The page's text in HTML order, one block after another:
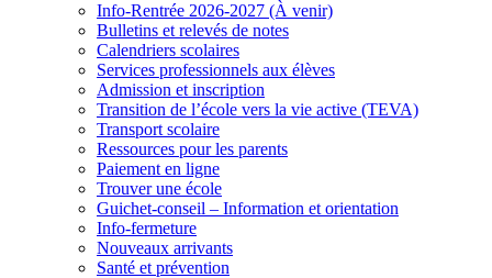
Info-Rentrée 2026-2027 (À venir)
Bulletins et relevés de notes
Calendriers scolaires
Services professionnels aux élèves
Admission et inscription
Transition de l’école vers la vie active (TEVA)
Transport scolaire
Ressources pour les parents
Paiement en ligne
Trouver une école
Guichet-conseil – Information et orientation
Info-fermeture
Nouveaux arrivants
Santé et prévention